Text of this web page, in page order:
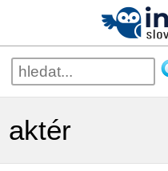
aktér